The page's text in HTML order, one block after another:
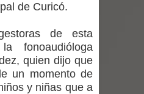
por dejar fuera a
dará la cara”
Social y Familia
para apoyar a
de Curicó.
de esta
fonoaudióloga
quien dijo que
un momento de
y niñas que a